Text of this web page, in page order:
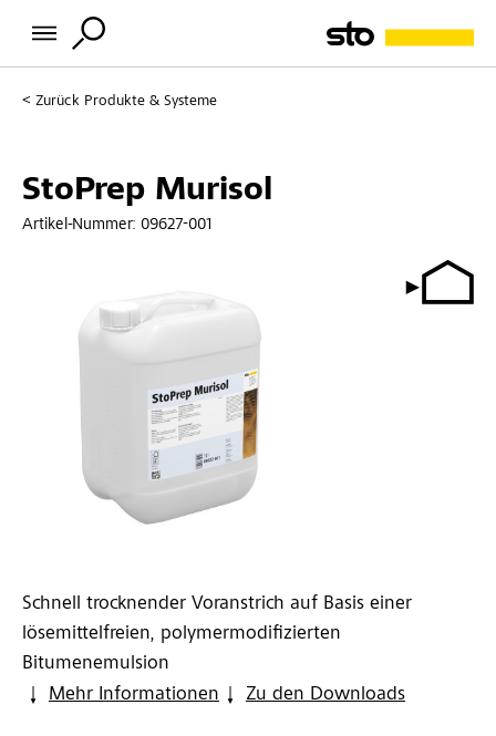
Zurück Produkte & Systeme
StoPrep Murisol
Artikel-Nummer: 09627-001
Schnell trocknender Voranstrich auf Basis einer
lösemittelfreien, polymermodifizierten
Bitumenemulsion
Mehr Informationen
Zu den Downloads